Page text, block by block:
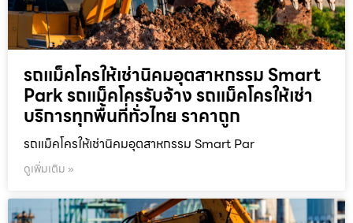
รถแม็คโครให้เช่านิคมอุตสาหกรรม Smart
Park รถแม็คโครรับจ้าง รถแม็คโครให้เช่า
บริการทุกพื้นที่ทั่วไทย ราคาถูก
รถแม็คโครให้เช่านิคมอุตสาหกรรม Smart Par
ดูเพิ่มเติม »